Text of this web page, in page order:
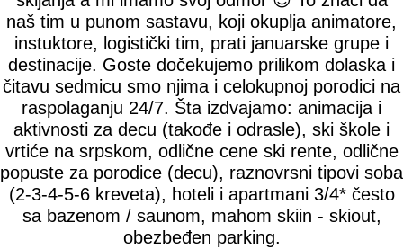
naš tim u punom sastavu, koji okuplja animatore,
instuktore, logistički tim, prati januarske grupe i
destinacije. Goste dočekujemo prilikom dolaska i
čitavu sedmicu smo njima i celokupnoj porodici na
raspolaganju 24/7. Šta izdvajamo: animacija i
aktivnosti za decu (takođe i odrasle), ski škole i
vrtiće na srpskom, odlične cene ski rente, odlične
popuste za porodice (decu), raznovrsni tipovi soba
(2-3-4-5-6 kreveta), hoteli i apartmani 3/4* često
sa bazenom / saunom, mahom skiin - skiout,
obezbeđen parking.